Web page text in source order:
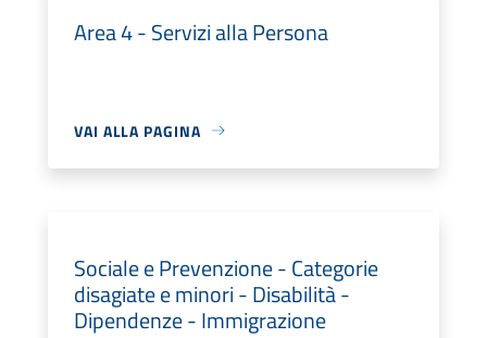
Area 4 - Servizi alla Persona
VAI ALLA PAGINA
Sociale e Prevenzione - Categorie
disagiate e minori - Disabilità -
Dipendenze - Immigrazione